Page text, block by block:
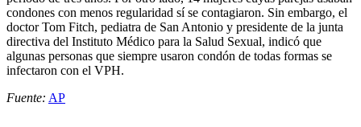
condones con menos regularidad sí se contagiaron. Sin embargo, el
doctor Tom Fitch, pediatra de San Antonio y presidente de la junta
directiva del Instituto Médico para la Salud Sexual, indicó que
algunas personas que siempre usaron condón de todas formas se
infectaron con el VPH.
Fuente: AP